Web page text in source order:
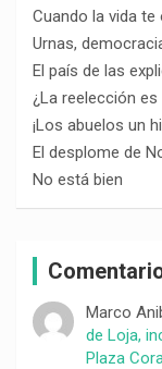
Cuando la vida
Urnas,
El país de las
¿La reelección
¡Los abuelos un
El desplome de
No está bien
Marco
de Loja,
Plaza